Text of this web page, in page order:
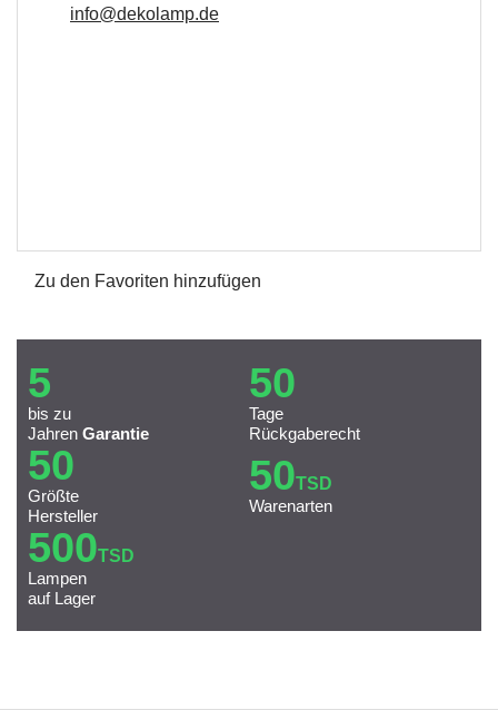
info@dekolamp.de
Zu den Favoriten hinzufügen
5
bis zu
Jahren Garantie
50
Tage
Rückgaberecht
50
Größte
Hersteller
50TSD
Warenarten
500TSD
Lampen
auf Lager